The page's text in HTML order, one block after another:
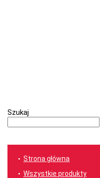
Szukaj
Strona główna
Wszystkie produkty